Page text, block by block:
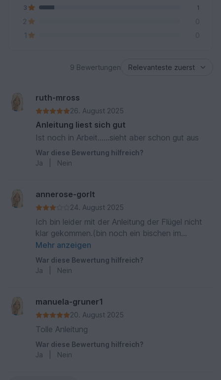
3 1
2
0
1
0
9 Bewertungen
ruth-mross
26. August 2025
Anleitung liest sich gut
Ist noch in Arbeit......sieht aber schon gut aus
War diese Bewertung hilfreich?
Ja
Nein
annerose-gorlt
24. August 2025
Ich bin leider mit der Anleitung der Flügel nicht
klar gekommen.(bin noch ein bischen im
Anfängermodus)
Mehr anzeigen
War diese Bewertung hilfreich?
Ja
Nein
manuela-gruner1
20. August 2025
Tolle Anleitung
War diese Bewertung hilfreich?
Ja
Nein